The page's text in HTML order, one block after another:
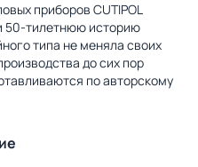
приборов CUTIPOL
50-тилетнюю историю
типа не меняла своих
до сих пор
по авторскому